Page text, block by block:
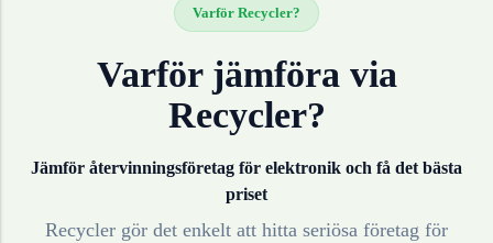
Varför Recycler?
Varför jämföra via
Recycler?
Jämför återvinningsföretag för elektronik och få det bästa
priset
Recycler gör det enkelt att hitta seriösa företag för